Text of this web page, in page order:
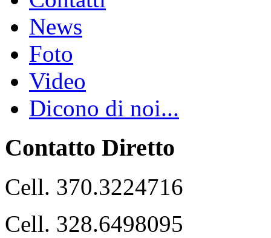
News
Foto
Video
Dicono di noi...
Contatto Diretto
Cell. 370.3224716
Cell. 328.6498095